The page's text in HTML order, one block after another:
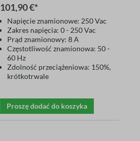
101,90 €*
Napięcie znamionowe: 250 Vac
Zakres napięcia: 0 - 250 Vac
Prąd znamionowy: 8 A
Częstotliwość znamionowa: 50 -
60 Hz
Zdolność przeciążeniowa: 150%,
krótkotrwale
Proszę dodać do koszyka